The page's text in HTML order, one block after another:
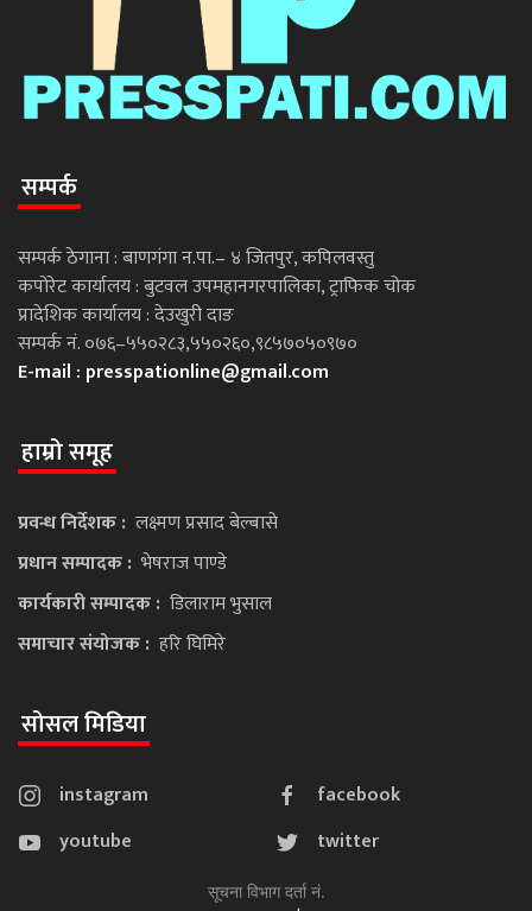
सम्पर्क
सम्पर्क ठेगाना : बाणगंगा न.पा.– ४ जितपुर, कपिलवस्तु
कपोरेट कार्यालय : बुटवल उपमहानगरपालिका, ट्राफिक चोक
प्रादेशिक कार्यालय : देउखुरी दाङ
सम्पर्क नं. ०७६–५५०२८३,५५०२६०,९८५७०५०९७०
E-mail : presspationline@gmail.com
हाम्रो समूह
प्रवन्ध निर्देशक : लक्ष्मण प्रसाद बेल्बासे
प्रधान सम्पादक : भेषराज पाण्डे
कार्यकारी सम्पादक : डिलाराम भुसाल
समाचार संयोजक : हरि घिमिरे
सोसल मिडिया
instagram
facebook
youtube
twitter
सूचना विभाग दर्ता नं.